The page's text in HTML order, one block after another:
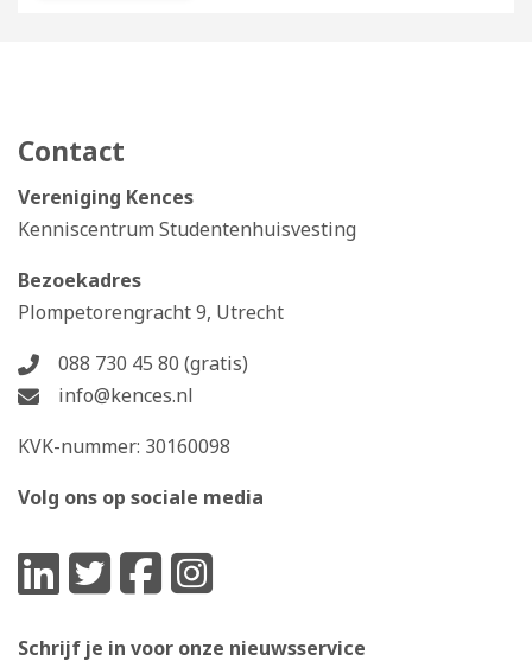
Contact
Vereniging Kences
Kenniscentrum Studentenhuisvesting
Bezoekadres
Plompetorengracht 9, Utrecht
088 730 45 80 (gratis)
info@kences.nl
KVK-nummer: 30160098
Volg ons op sociale media
Schrijf je in voor onze nieuwsservice